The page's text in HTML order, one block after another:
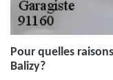
Pour quelles
Balizy?